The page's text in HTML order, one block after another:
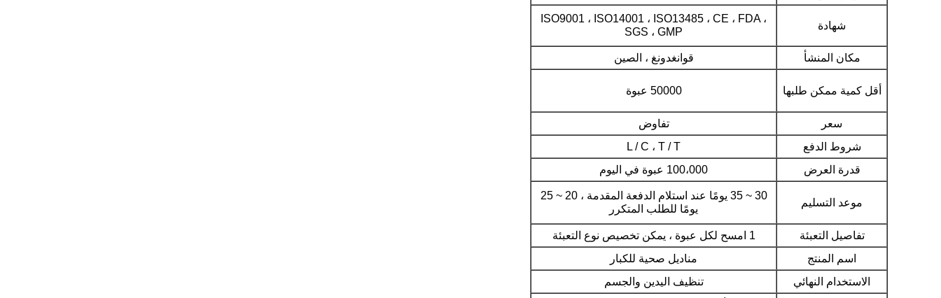
شهادة
ISO9001 ، ISO14001 ، ISO13485 ، CE ، FDA ،
SGS ، GMP
مكان المنشأ قوانغدونغ ، الصين
أقل كمية ممكن طلبها 50000 عبوة
سعر
تفاوض
شروط الدفع
L / C ، T / T
قدرة العرض
100،000 عبوة في اليوم
موعد التسليم
30 ~ 35 يومًا عند استلام الدفعة المقدمة ، 20 ~ 25
يومًا للطلب المتكرر
تفاصيل التعبئة
1 امسح لكل عبوة ، يمكن تخصيص نوع التعبئة
اسم المنتج
مناديل صحية للكبار
الاستخدام النهائي
تنظيف اليدين والجسم